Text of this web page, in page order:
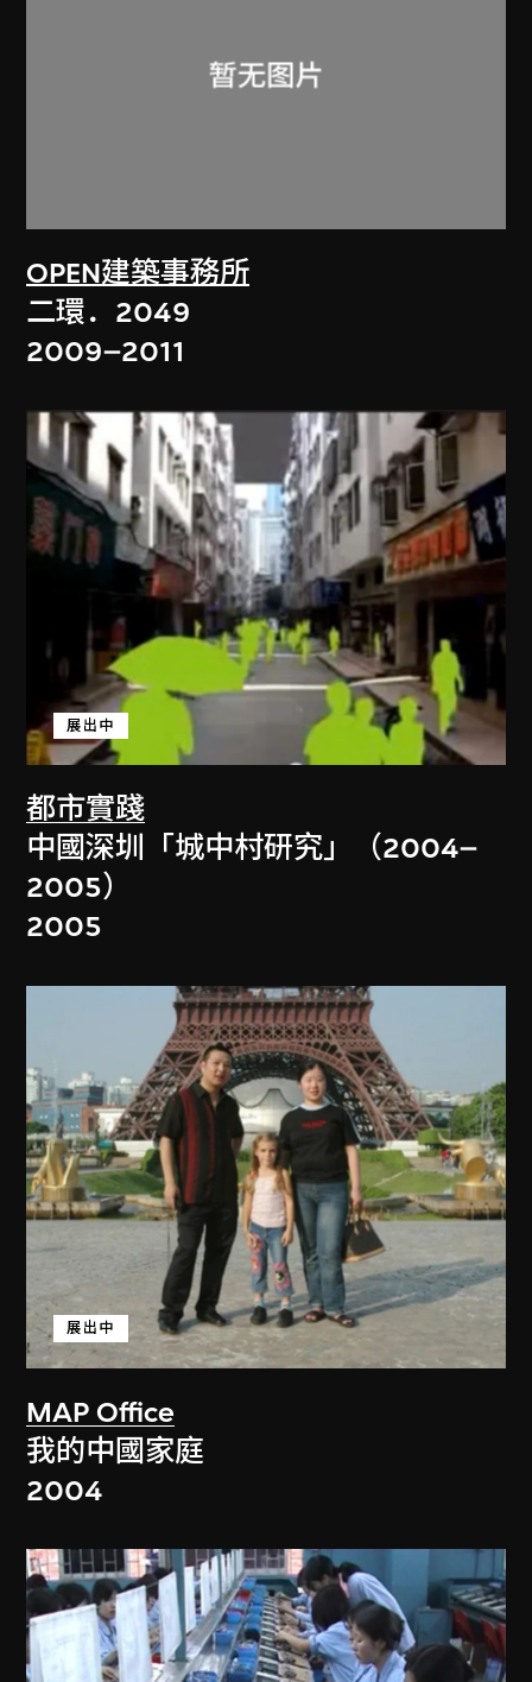
OPEN建築事務所
二環．2049
2009–2011
都市實踐
展出中
中國深圳「城中村研究」（2004–
2005）
2005
MAP Office
展出中
我的中國家庭
2004